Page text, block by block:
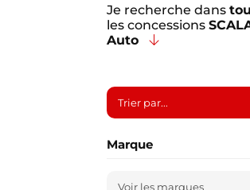
Je recherche dans
les concessions
Auto
Marque